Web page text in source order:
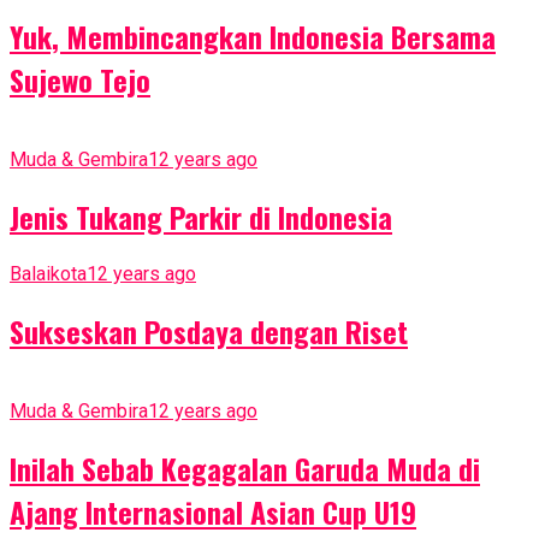
Yuk, Membincangkan Indonesia Bersama
Sujewo Tejo
Muda & Gembira12 years ago
Jenis Tukang Parkir di Indonesia
Balaikota12 years ago
Sukseskan Posdaya dengan Riset
Muda & Gembira12 years ago
Inilah Sebab Kegagalan Garuda Muda di
Ajang Internasional Asian Cup U19